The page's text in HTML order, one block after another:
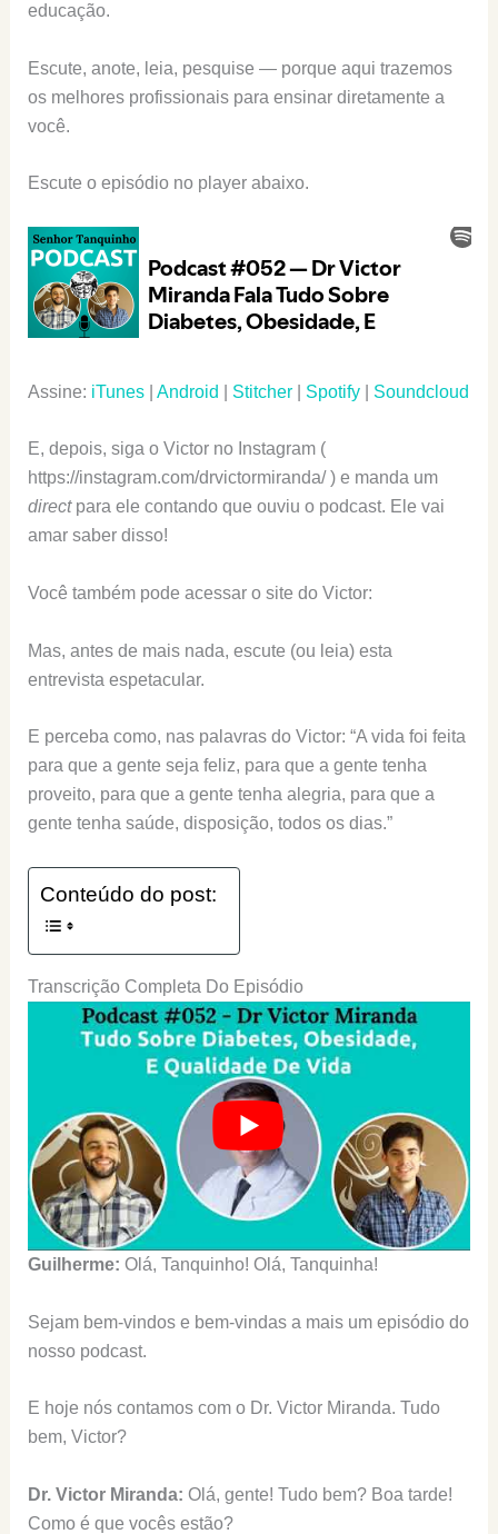
educação.
Escute, anote, leia, pesquise — porque aqui trazemos
os melhores profissionais para ensinar diretamente a
você.
Escute o episódio no player abaixo.
Assine: iTunes| Android Stitcher| Spotify| Soundcloud
E, depois, siga o Victor no Instagram (
https://instagram.com/drvictormiranda/ ) e manda um
direct para ele contando que ouviu o podcast. Ele vai
amar saber disso!
Você também pode acessar o site do Victor:
Mas, antes de mais nada, escute (ou leia) esta
entrevista espetacular.
E perceba como, nas palavras do Victor: “A vida foi feita
para que a gente seja feliz, para que a gente tenha
proveito, para que a gente tenha alegria, para que a
gente tenha saúde, disposição, todos os dias.”
Conteúdo do post:
Transcrição Completa Do Episódio
Guilherme: Olá, Tanquinho! Olá, Tanquinha!
Sejam bem-vindos e bem-vindas a mais um episódio do
nosso podcast.
E hoje nós contamos com o Dr. Victor Miranda. Tudo
bem, Victor?
Dr. Victor Miranda: Olá, gente! Tudo bem? Boa tarde!
Como é que vocês estão?